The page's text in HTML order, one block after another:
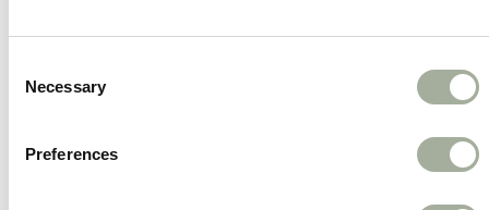
Selection
Necessary
Preferences
kunstmatige toevoegingen.
Trixie – de perfecte combinatie van smaak en